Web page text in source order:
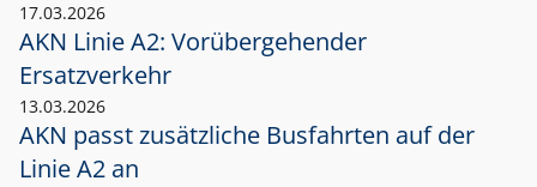
17.03.2026
AKN Linie A2: Vorübergehender
Ersatzverkehr
13.03.2026
AKN passt zusätzliche Busfahrten auf der
Linie A2 an